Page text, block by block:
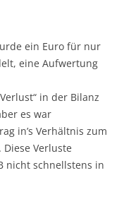
ein Euro für nur
eine Aufwertung
in der Bilanz
es war
in’s Verhältnis zum
Diese Verluste
nicht schnellstens in